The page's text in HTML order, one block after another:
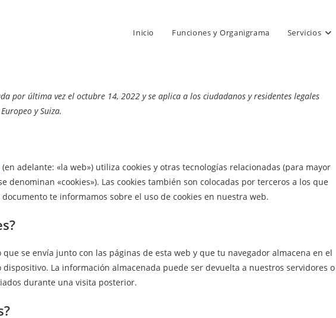
Inicio Funciones y Organigrama Servicios
por última vez el octubre 14, 2022 y se aplica a los ciudadanos y residentes legales
y Suiza.
(en adelante: «la web») utiliza cookies y otras tecnologías relacionadas (para mayor
denominan «cookies»). Las cookies también son colocadas por terceros a los que
te informamos sobre el uso de cookies en nuestra web.
se envía junto con las páginas de esta web y que tu navegador almacena en el
La información almacenada puede ser devuelta a nuestros servidores o
durante una visita posterior.